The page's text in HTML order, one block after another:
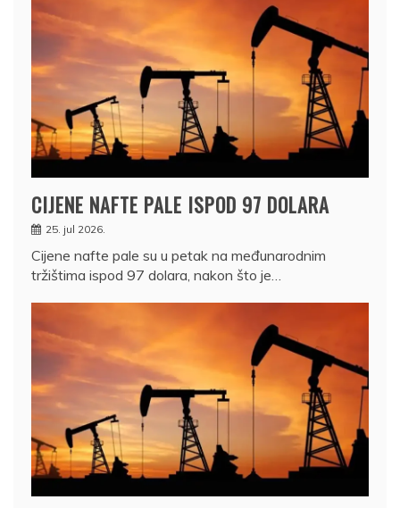
CIJENE NAFTE PALE ISPOD 97 DOLARA
25. jul 2026.
Cijene nafte pale su u petak na međunarodnim
tržištima ispod 97 dolara, nakon što je…